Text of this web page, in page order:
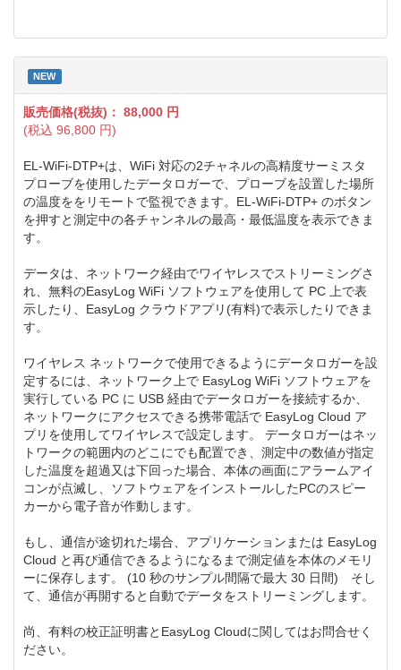
NEW
販売価格(税抜)： 88,000 円
(税込 96,800 円)
EL-WiFi-DTP+は、WiFi 対応の2チャネルの高精度サーミスタ
プローブを使用したデータロガーで、プローブを設置した場所
の温度ををリモートで監視できます。EL-WiFi-DTP+ のボタン
を押すと測定中の各チャンネルの最高・最低温度を表示できま
す。
データは、ネットワーク経由でワイヤレスでストリーミングさ
れ、無料のEasyLog WiFi ソフトウェアを使用して PC 上で表
示したり、EasyLog クラウドアプリ(有料)で表示したりできま
す。
ワイヤレス ネットワークで使用できるようにデータロガーを設
定するには、ネットワーク上で EasyLog WiFi ソフトウェアを
実行している PC に USB 経由でデータロガーを接続するか、
ネットワークにアクセスできる携帯電話で EasyLog Cloud ア
プリを使用してワイヤレスで設定します。 データロガーはネッ
トワークの範囲内のどこにでも配置でき、測定中の数値が指定
した温度を超過又は下回った場合、本体の画面にアラームアイ
コンが点滅し、ソフトウェアをインストールしたPCのスピー
カーから電子音が作動します。
もし、通信が途切れた場合、アプリケーションまたは EasyLog
Cloud と再び通信できるようになるまで測定値を本体のメモリ
ーに保存します。 (10 秒のサンプル間隔で最大 30 日間) そし
て、通信が再開すると自動でデータをストリーミングします。
尚、有料の校正証明書とEasyLog Cloudに関してはお問合せく
ださい。